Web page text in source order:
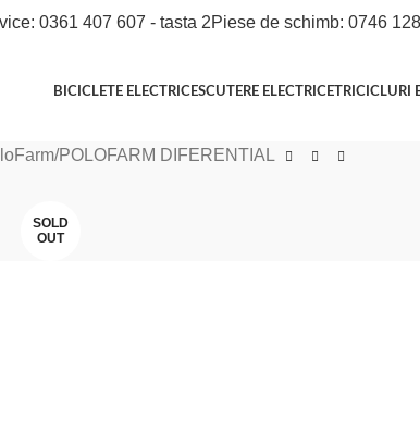
0361 407 607 - tasta 2Piese de schimb: 0746
BICICLETE ELECTRICESCUTERE ELECTRICETRICICLURI
POLOFARM DIFERENTIAL
SOLD
OUT